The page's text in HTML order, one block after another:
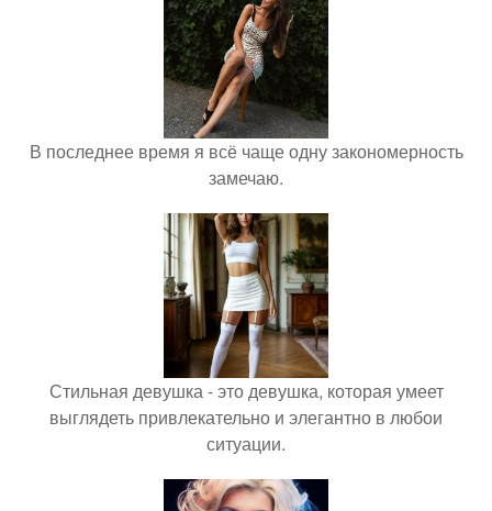
В последнее время я всё чаще одну закономерность
замечаю.
Стильная девушка - это девушка, которая умеет
выглядеть привлекательно и элегантно в любои
ситуации.